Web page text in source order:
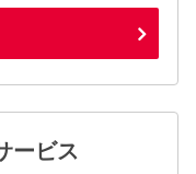
ービス